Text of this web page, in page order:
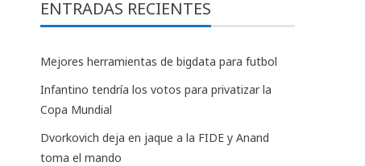
ENTRADAS RECIENTES
Mejores herramientas de bigdata para futbol
Infantino tendría los votos para privatizar la
Copa Mundial
Dvorkovich deja en jaque a la FIDE y Anand
toma el mando